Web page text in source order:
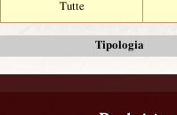
Tutte
Tipologia